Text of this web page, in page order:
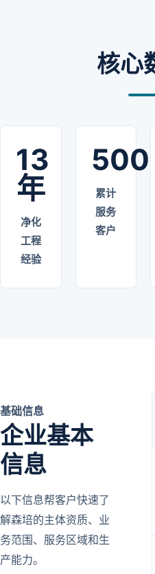
核心
13
年
净化
工程
经验
累计
服务
客户
基础信息
企业基本
信息
以下信息帮客户快速了
解森培的主体资质、业
务范围、服务区域和生
产能力。